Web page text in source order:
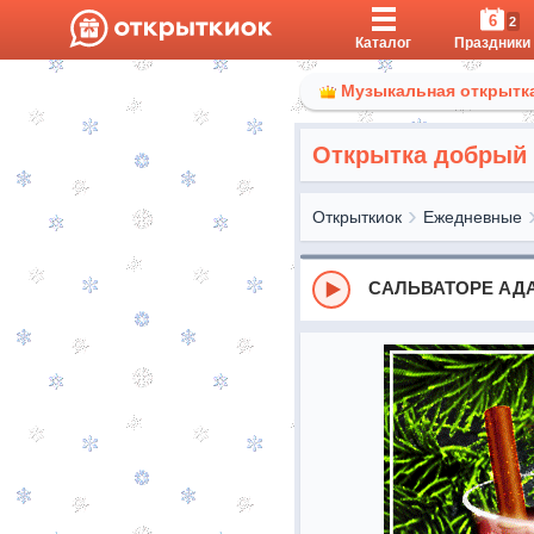
Каталог
6 2
Праздники
Музыкальная
Открытка добрый
Открыткиок Ежедневные
САЛЬВАТОРЕ